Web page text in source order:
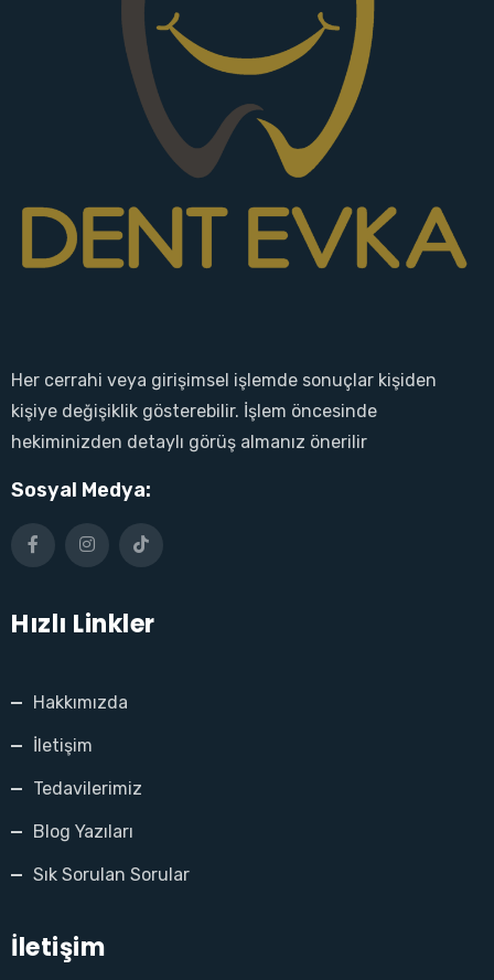
Her cerrahi veya girişimsel işlemde sonuçlar kişiden
kişiye değişiklik gösterebilir. İşlem öncesinde
hekiminizden detaylı görüş almanız önerilir
Sosyal Medya:
Hızlı Linkler
Hakkımızda
İletişim
Tedavilerimiz
Blog Yazıları
Sık Sorulan Sorular
İletişim